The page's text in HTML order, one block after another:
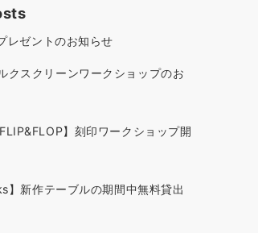
レゼントのお知らせ
クスクリーンワークショップのお
】刻印ワークショップ開
】新作テーブルの期間中無料貸出